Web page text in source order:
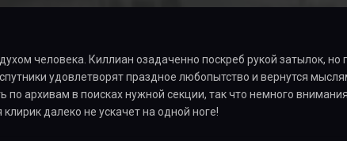
человека. Киллиан озадаченно поскреб рукой затылок,
удовлетворят праздное любопытство и вернутся
по архивам в поисках нужной секции, так что немного
далеко не ускачет на одной ноге!